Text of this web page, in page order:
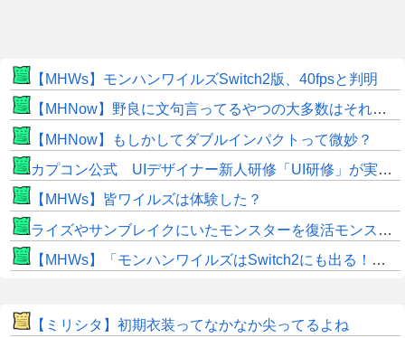
【MHWs】モンハンワイルズSwitch2版、40fpsと判明
【MHNow】野良に文句言ってるやつの大多数はそれしてないだけの雑魚だから聞く耳持つだけムダよ
【MHNow】もしかしてダブルインパクトって微妙？
カプコン公式 UIデザイナー新人研修「UI研修」が実装まで進みました！
【MHWs】皆ワイルズは体験した？
ライズやサンブレイクにいたモンスターを復活モンスターと呼ぶのはやめよう
【MHWs】「モンハンワイルズはSwitch2にも出る！」👈こいつにかけたい言葉ｗｗｗｗｗｗｗｗｗ
【ミリシタ】初期衣装ってなかなか尖ってるよね